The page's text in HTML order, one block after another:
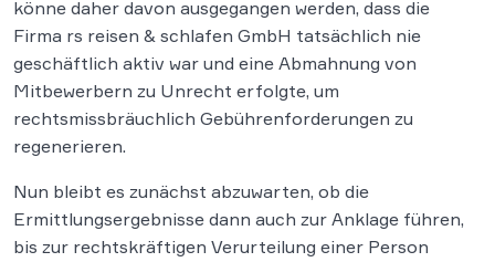
könne daher davon ausgegangen werden, dass die
Firma rs reisen & schlafen GmbH tatsächlich nie
geschäftlich aktiv war und eine Abmahnung von
Mitbewerbern zu Unrecht erfolgte, um
rechtsmissbräuchlich Gebührenforderungen zu
regenerieren.
Nun bleibt es zunächst abzuwarten, ob die
Ermittlungsergebnisse dann auch zur Anklage führen,
bis zur rechtskräftigen Verurteilung einer Person